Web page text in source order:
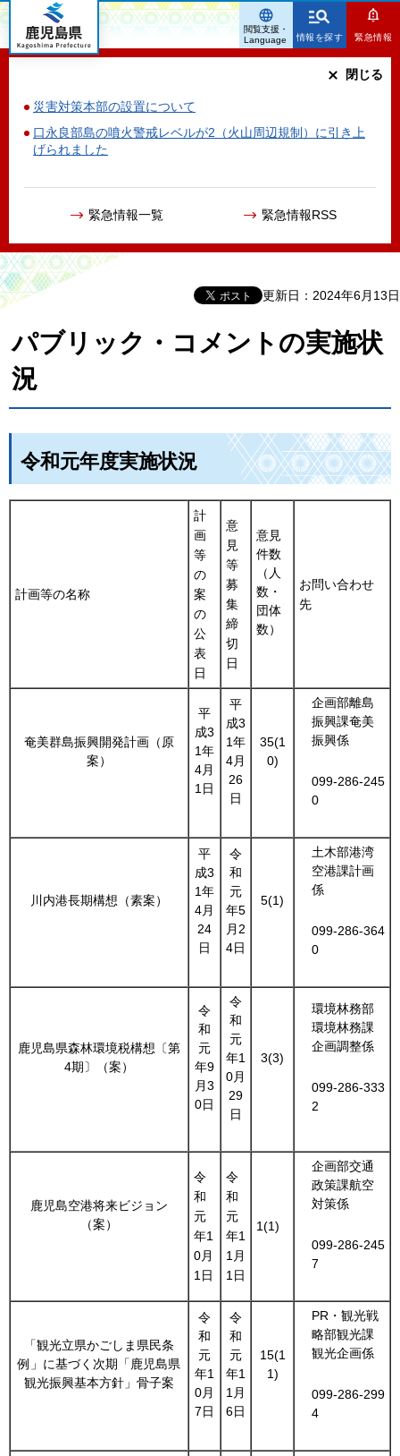
鹿児島県
情報を探す 緊急情報
災害対策本部の設置について
口永良部島の噴火警戒レベルが2（火山周辺規制）に引き上
げられました
緊急情報一覧 緊急情報RSS
閉じる
閲覧支援・
Language
更新日：2024年6月13日
パブリック・コメントの実施状
況
令和元年度実施状況
計画等の名称
計
画
等
の
案
の
公
表
日
意
見
等
募
集
締
切
日
意見
件数
（人
数・
団体
数）
お問い合わせ
先
奄美群島振興開発計画（原
案）
平
成3
1年
4月
1日
平
成3
1年
4月
26
日
35(1
0)
企画部離島
振興課奄美
振興係
099-286-245
0
川内港長期構想（素案）
平
成3
1年
4月
24
日
令
和
元
年5
月2
4日
5(1)
土木部港湾
空港課計画
係
099-286-364
0
鹿児島県森林環境税構想〔第
4期〕（案）
令
和
元
年9
月3
0日
令
和
元
年1
0月
29
日
3(3)
環境林務部
環境林務課
企画調整係
099-286-333
2
鹿児島空港将来ビジョン
（案）
令
和
元
年1
0月
1日
令
和
元
年1
1月
1日
1(1)
企画部交通
政策課航空
対策係
099-286-245
7
「観光立県かごしま県民条
例」に基づく次期「鹿児島県
観光振興基本方針」骨子案
令
和
元
年1
0月
7日
令
和
元
年1
1月
6日
15(1
1)
PR・観光戦
略部観光課
観光企画係
099-286-299
4